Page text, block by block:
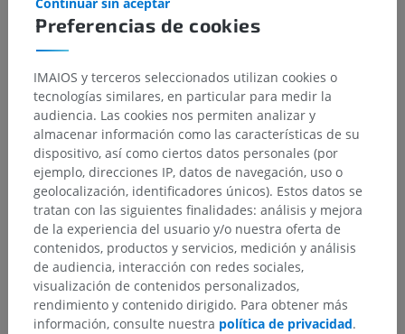
Preferencias de cookies
Continuar sin aceptar
IMAIOS y terceros seleccionados utilizan cookies o
tecnologías similares, en particular para medir la
audiencia. Las cookies nos permiten analizar y
almacenar información como las características de su
dispositivo, así como ciertos datos personales (por
ejemplo, direcciones IP, datos de navegación, uso o
geolocalización, identificadores únicos). Estos datos se
tratan con las siguientes finalidades: análisis y mejora
de la experiencia del usuario y/o nuestra oferta de
contenidos, productos y servicios, medición y análisis
de audiencia, interacción con redes sociales,
visualización de contenidos personalizados,
rendimiento y contenido dirigido. Para obtener más
información, consulte nuestra política de privacidad.